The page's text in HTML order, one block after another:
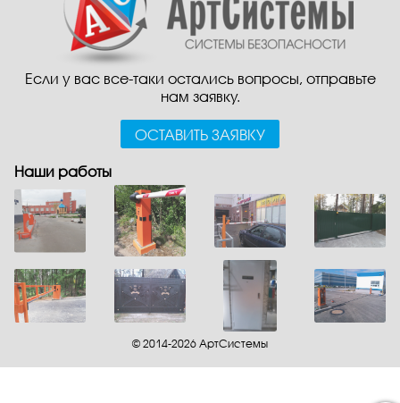
Если у вас все-таки остались вопросы, отправьте
нам заявку.
ОСТАВИТЬ ЗАЯВКУ
Наши работы
© 2014-2026 АртСистемы